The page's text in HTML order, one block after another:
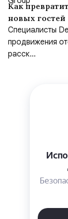
Как
новых гостей
Специалисты
продвижения
расск...